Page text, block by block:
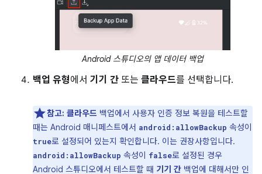
Android 스튜디오의 앱 데이터 백업
백업 유형에서 기기 간 또는 클라우드를 선택합니다.
참고: 클라우드 백업에서 사용자 인증 정보 복원을 테스트할
때는 Android 매니페스트에서 android:allowBackup 속성이
true로 설정되어 있는지 확인합니다. 이는 권장사항입니다.
android:allowBackup 속성이 false로 설정된 경우
Android 스튜디오에서 테스트할 때 기기 간 백업에 대해서만 인